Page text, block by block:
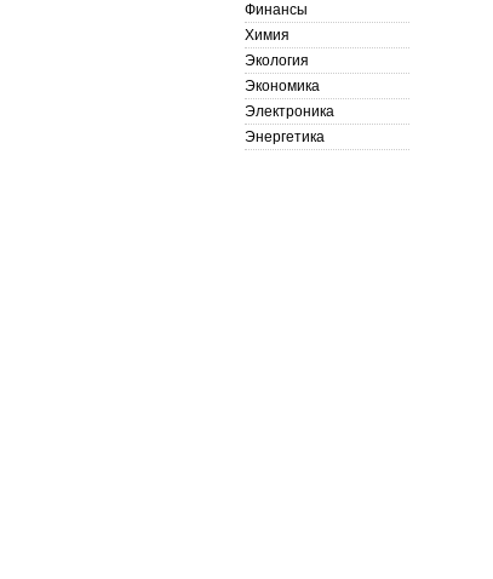
Финансы
Химия
Экология
Экономика
Электроника
Энергетика